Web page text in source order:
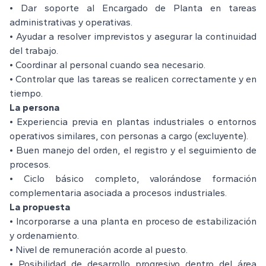
• Dar soporte al Encargado de Planta en tareas
administrativas y operativas.
• Ayudar a resolver imprevistos y asegurar la continuidad
del trabajo.
• Coordinar al personal cuando sea necesario.
• Controlar que las tareas se realicen correctamente y en
tiempo.
La persona
• Experiencia previa en plantas industriales o entornos
operativos similares, con personas a cargo (excluyente).
• Buen manejo del orden, el registro y el seguimiento de
procesos.
• Ciclo básico completo, valorándose formación
complementaria asociada a procesos industriales.
La propuesta
• Incorporarse a una planta en proceso de estabilización
y ordenamiento.
• Nivel de remuneración acorde al puesto.